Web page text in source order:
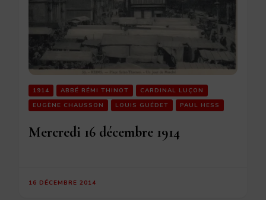
1914 ABBÉ RÉMI THINOT
CARDINAL LUÇON
EUGÈNE CHAUSSON
LOUIS GUÉDET PAUL HESS
Mercredi 16 décembre 1914
16 DÉCEMBRE 2014